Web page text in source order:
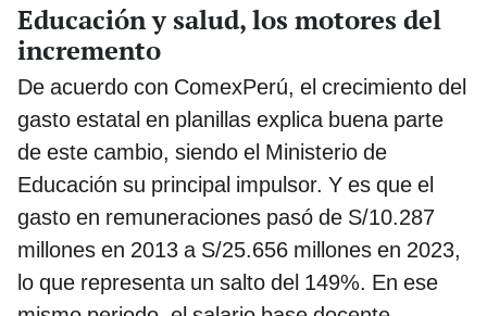
Educación y salud, los motores del
incremento
De acuerdo con ComexPerú, el crecimiento del
gasto estatal en planillas explica buena parte
de este cambio, siendo el Ministerio de
Educación su principal impulsor. Y es que el
gasto en remuneraciones pasó de S/10.287
millones en 2013 a S/25.656 millones en 2023,
lo que representa un salto del 149%. En ese